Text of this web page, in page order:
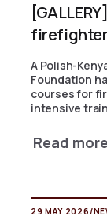
A Polish-
Foundation
courses for
intensive
Read more
29 MAY 2026 /